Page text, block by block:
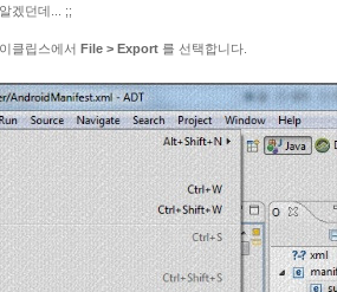
겠던데... ;;
클립스에서 File > Export 를 선택합니다.